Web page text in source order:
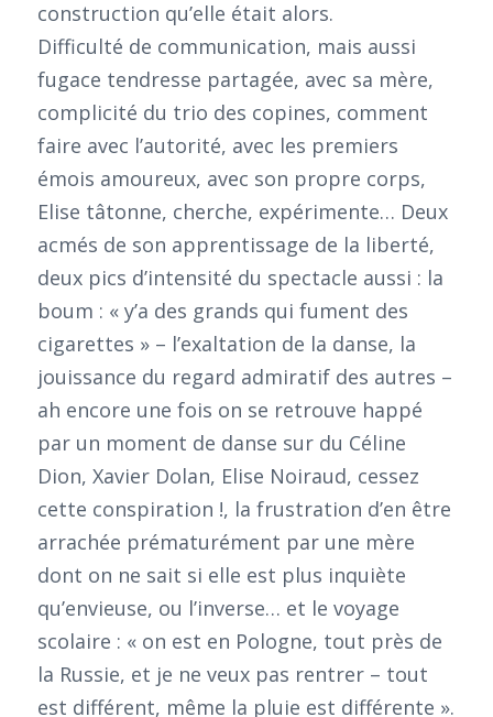
construction qu’elle était alors.
Difficulté de communication, mais aussi
fugace tendresse partagée, avec sa mère,
complicité du trio des copines, comment
faire avec l’autorité, avec les premiers
émois amoureux, avec son propre corps,
Elise tâtonne, cherche, expérimente… Deux
acmés de son apprentissage de la liberté,
deux pics d’intensité du spectacle aussi : la
boum : « y’a des grands qui fument des
cigarettes » – l’exaltation de la danse, la
jouissance du regard admiratif des autres –
ah encore une fois on se retrouve happé
par un moment de danse sur du Céline
Dion, Xavier Dolan, Elise Noiraud, cessez
cette conspiration !, la frustration d’en être
arrachée prématurément par une mère
dont on ne sait si elle est plus inquiète
qu’envieuse, ou l’inverse… et le voyage
scolaire : « on est en Pologne, tout près de
la Russie, et je ne veux pas rentrer – tout
est différent, même la pluie est différente ».